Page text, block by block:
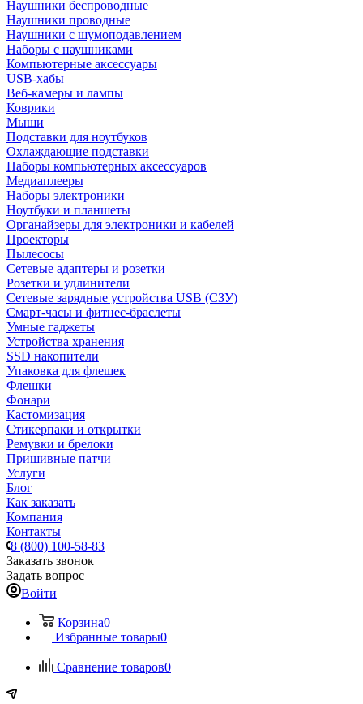
Наушники беспроводные
Наушники проводные
Наушники с шумоподавлением
Наборы с наушниками
Компьютерные аксессуары
USB-хабы
Веб-камеры и лампы
Коврики
Мыши
Подставки для ноутбуков
Охлаждающие подставки
Наборы компьютерных аксессуаров
Медиаплееры
Наборы электроники
Ноутбуки и планшеты
Органайзеры для электроники и кабелей
Проекторы
Пылесосы
Сетевые адаптеры и розетки
Розетки и удлинители
Сетевые зарядные устройства USB (СЗУ)
Смарт-часы и фитнес-браслеты
Умные гаджеты
Устройства хранения
SSD накопители
Упаковка для флешек
Флешки
Фонари
Кастомизация
Стикерпаки и открытки
Ремувки и брелоки
Пришивные патчи
Услуги
Блог
Как заказать
Компания
Контакты
8 (800) 100-58-83
Заказать звонок
Задать вопрос
Войти
Корзина0
Избранные товары0
Сравнение товаров0